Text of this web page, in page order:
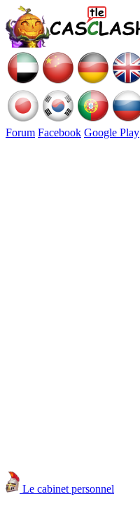
Forum Facebook Google Play
Le cabinet personnel